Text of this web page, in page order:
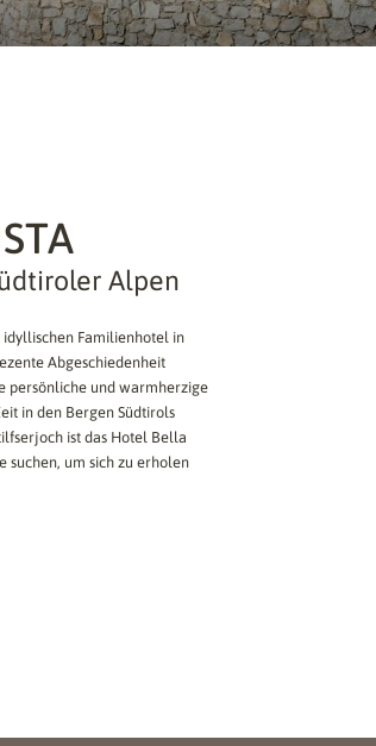
Alpen
idyllischen Familienhotel in
Abgeschiedenheit
persönliche und warmherzige
in den Bergen Südtirols
ist das Hotel Bella
um sich zu erholen